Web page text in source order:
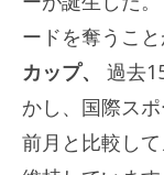
ードを奪うこ
カップ、
過去
かし、国際ス
前月と比較し